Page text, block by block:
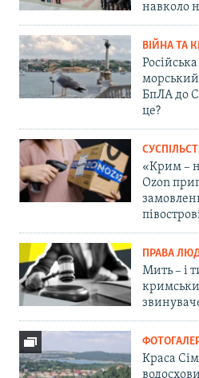
навколо
ВІЙНА ТА
БпЛА до
це?
«Крим –
Ozon
ПРАВА
Мить – і
Краса